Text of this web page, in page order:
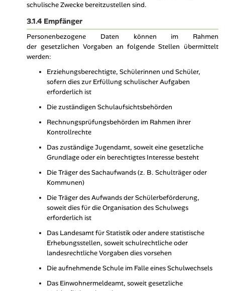
schulische Zwecke bereitzustellen sind.
3.1.4 Empfänger
Personenbezogene Daten können im Rahmen
der gesetzlichen Vorgaben an folgende Stellen übermittelt
werden:
Erziehungsberechtigte, Schülerinnen und Schüler,
sofern dies zur Erfüllung schulischer Aufgaben
erforderlich ist
Die zuständigen Schulaufsichtsbehörden
Rechnungsprüfungsbehörden im Rahmen ihrer
Kontrollrechte
Das zuständige Jugendamt, soweit eine gesetzliche
Grundlage oder ein berechtigtes Interesse besteht
Die Träger des Sachaufwands (z. B. Schulträger oder
Kommunen)
Die Träger des Aufwands der Schülerbeförderung,
soweit dies für die Organisation des Schulwegs
erforderlich ist
Das Landesamt für Statistik oder andere statistische
Erhebungsstellen, soweit schulrechtliche oder
landesrechtliche Vorgaben dies vorsehen
Die aufnehmende Schule im Falle eines Schulwechsels
Das Einwohnermeldeamt, soweit gesetzliche